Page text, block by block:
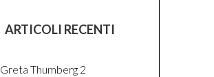
ARTICOLI RECENTI
Greta Thumberg 2